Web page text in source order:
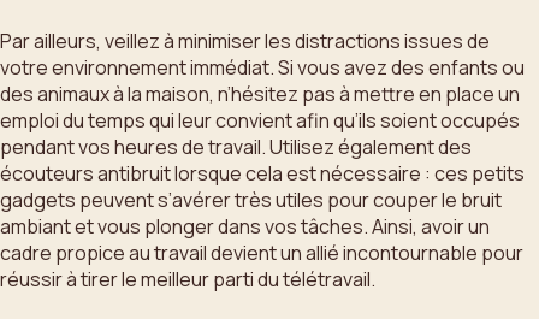
Par ailleurs, veillez à minimiser les distractions issues de
votre environnement immédiat. Si vous avez des enfants ou
des animaux à la maison, n’hésitez pas à mettre en place un
emploi du temps qui leur convient afin qu’ils soient occupés
pendant vos heures de travail. Utilisez également des
écouteurs antibruit lorsque cela est nécessaire : ces petits
gadgets peuvent s’avérer très utiles pour couper le bruit
ambiant et vous plonger dans vos tâches. Ainsi, avoir un
cadre propice au travail devient un allié incontournable pour
réussir à tirer le meilleur parti du télétravail.